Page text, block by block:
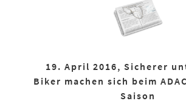
19. April 2016, Sicherer
Biker machen sich beim
Saison